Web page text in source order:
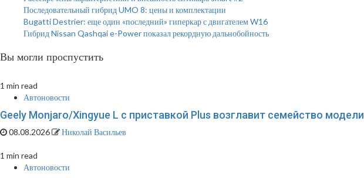
Последовательный гибрид UMO 8: цены и комплектации
Bugatti Destrier: еще один «последний» гиперкар с двигателем W16
Гибрид Nissan Qashqai e-Power показал рекордную дальнобойность
Вы могли проспустить
1 min read
Автоновости
Geely Monjaro/Xingyue L с приставкой Plus возглавит семейство модели
08.08.2026 Николай Васильев
1 min read
Автоновости